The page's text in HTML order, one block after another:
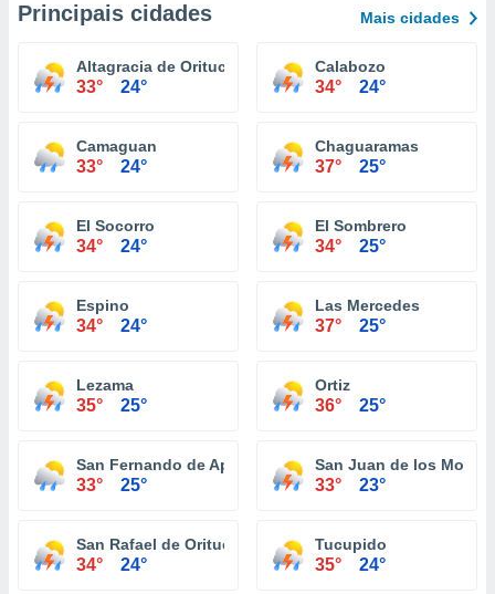
Principais cidades Mais cidades
Altagracia de Orituco
33° 24°
Calabozo
34° 24°
Camaguan
33° 24°
Chaguaramas
37° 25°
El Socorro
34° 24°
El Sombrero
34° 25°
Espino
34° 24°
Las Mercedes
37° 25°
Lezama
35° 25°
Ortiz
36° 25°
San Fernando de Apure
33° 25°
San Juan de los Morros
33° 23°
San Rafael de Orituco
34° 24°
Tucupido
35° 24°